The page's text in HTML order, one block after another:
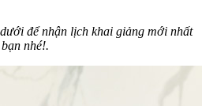
để nhận lịch khai giảng mới nhất
bạn nhé!.